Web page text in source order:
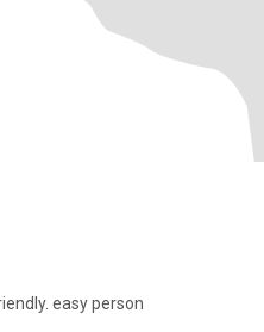
easy person